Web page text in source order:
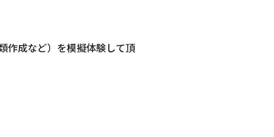
成など）を模擬体験して頂